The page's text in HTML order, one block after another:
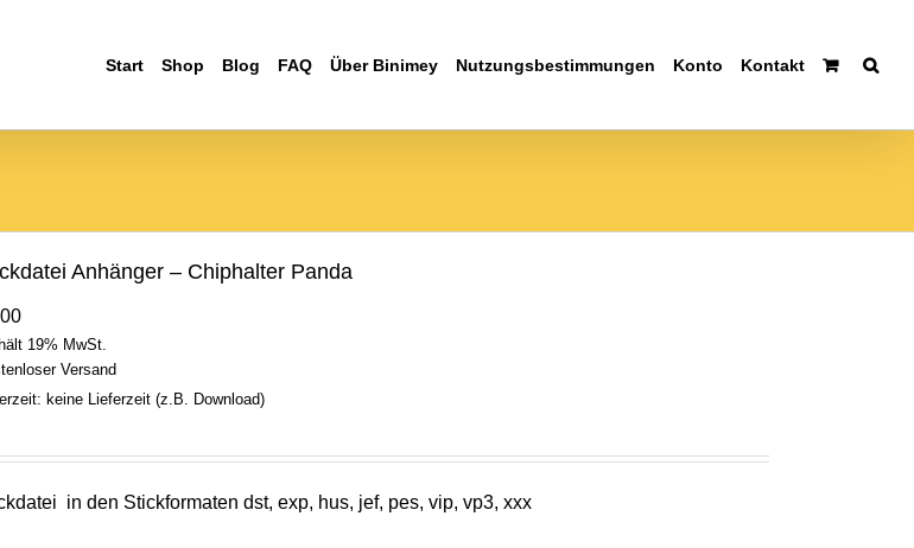
Start Shop Blog FAQ Über Binimey Nutzungsbestimmungen Konto Kontakt
Anhänger – Chiphalter Panda
19% MwSt.
Versand
keine Lieferzeit (z.B. Download)
in den Stickformaten dst, exp, hus, jef, pes, vip, vp3, xxx